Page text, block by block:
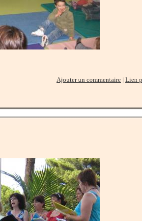
Ajouter un commentaire | Lien